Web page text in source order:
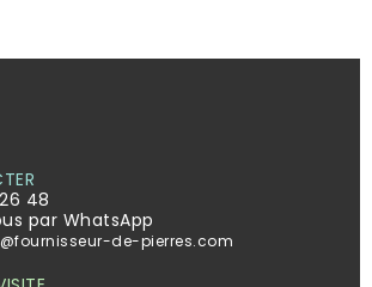
48
par WhatsApp
de-pierres.com